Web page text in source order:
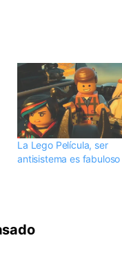
La Lego Película, ser
antisistema es fabuloso